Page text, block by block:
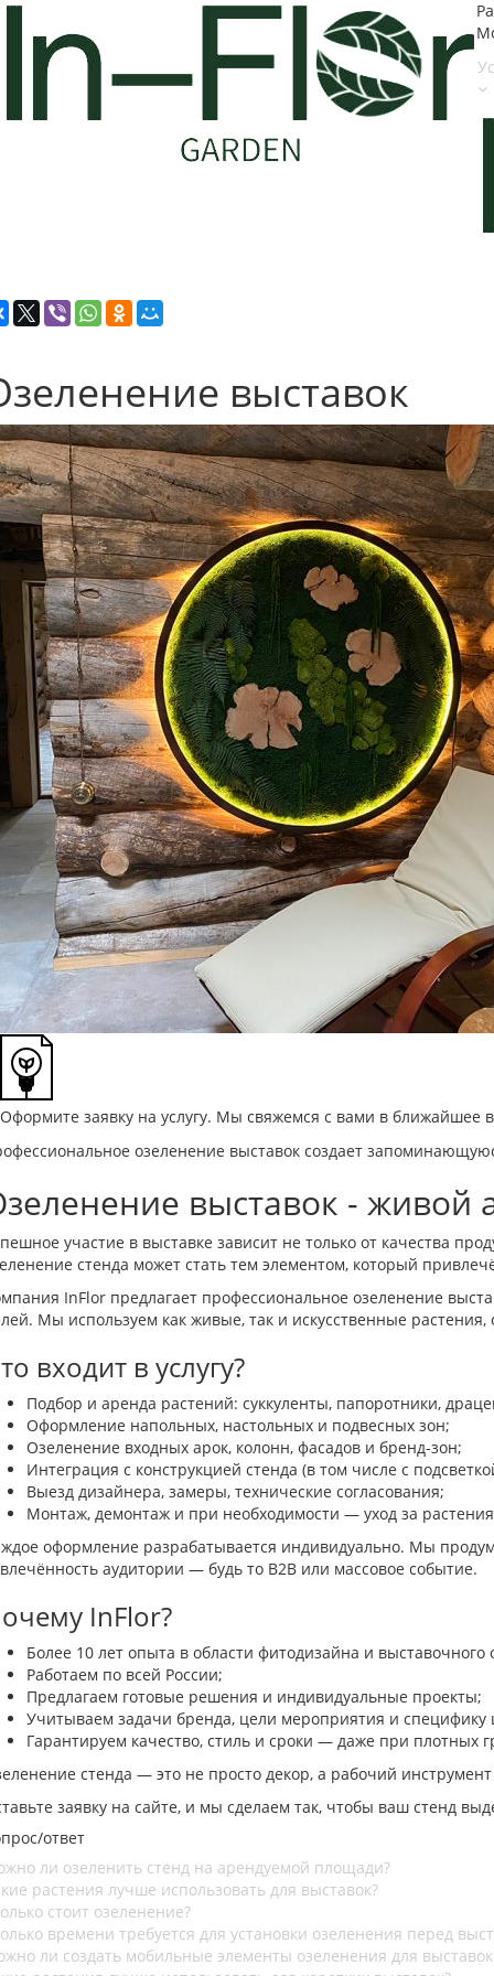
выставок
Оформите заявку на услугу. Мы свяжемся с вами в ближайшее
озеленение выставок создает
выставок - живой
участие в выставке зависит не только от качества
стенда может стать тем элементом, который
InFlor предлагает профессиональное озеленение
Мы используем как живые, так и искусственные
входит в услугу?
Подбор и аренда растений: суккуленты, папоротники,
Оформление напольных, настольных и подвесных зон;
Озеленение входных арок, колонн, фасадов и бренд-зон;
Интеграция с конструкцией стенда (в том числе с
Выезд дизайнера, замеры, технические согласования;
Монтаж, демонтаж и при необходимости — уход за
оформление разрабатывается индивидуально. Мы
аудитории — будь то B2B или массовое событие.
InFlor?
Более 10 лет опыта в области фитодизайна и выставочного
Работаем по всей России;
Предлагаем готовые решения и индивидуальные проекты;
Учитываем задачи бренда, цели мероприятия и специфику
Гарантируем качество, стиль и сроки — даже при плотных
стенда — это не просто декор, а рабочий
заявку на сайте, и мы сделаем так, чтобы ваш стенд
ответ
ли озеленить стенд на арендуемой площади?
растения лучше использовать для выставок?
стоит озеленение?
времени требуется для установки озеленения перед
ли создать мобильные элементы озеленения для